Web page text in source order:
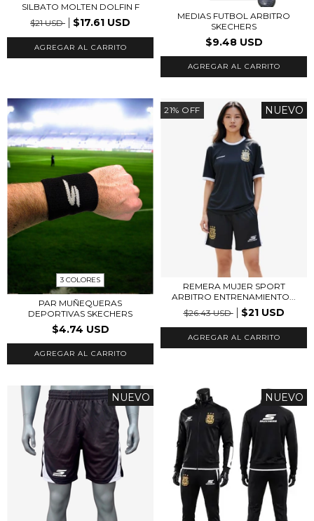
SILBATO MOLTEN DOLFIN F
$21 USD
$17.61 USD
AGREGAR AL CARRITO
MEDIAS FUTBOL ARBITRO
SKECHERS
$9.48 USD
AGREGAR AL CARRITO
3 COLORES
PAR MUÑEQUERAS
DEPORTIVAS SKECHERS
$4.74 USD
AGREGAR AL CARRITO
21% OFF NUEVO
REMERA MUJER SPORT
ARBITRO ENTRENAMIENTO...
$26.43 USD
$21 USD
AGREGAR AL CARRITO
NUEVO NUEVO